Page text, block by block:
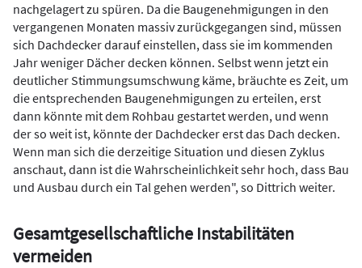
nachgelagert zu spüren. Da die Baugenehmigungen in den
vergangenen Monaten massiv zurückgegangen sind, müssen
sich Dachdecker darauf einstellen, dass sie im kommenden
Jahr weniger Dächer decken können. Selbst wenn jetzt ein
deutlicher Stimmungsumschwung käme, bräuchte es Zeit, um
die entsprechenden Baugenehmigungen zu erteilen, erst
dann könnte mit dem Rohbau gestartet werden, und wenn
der so weit ist, könnte der Dachdecker erst das Dach decken.
Wenn man sich die derzeitige Situation und diesen Zyklus
anschaut, dann ist die Wahrscheinlichkeit sehr hoch, dass Bau
und Ausbau durch ein Tal gehen werden", so Dittrich weiter.
Gesamtgesellschaftliche Instabilitäten
vermeiden